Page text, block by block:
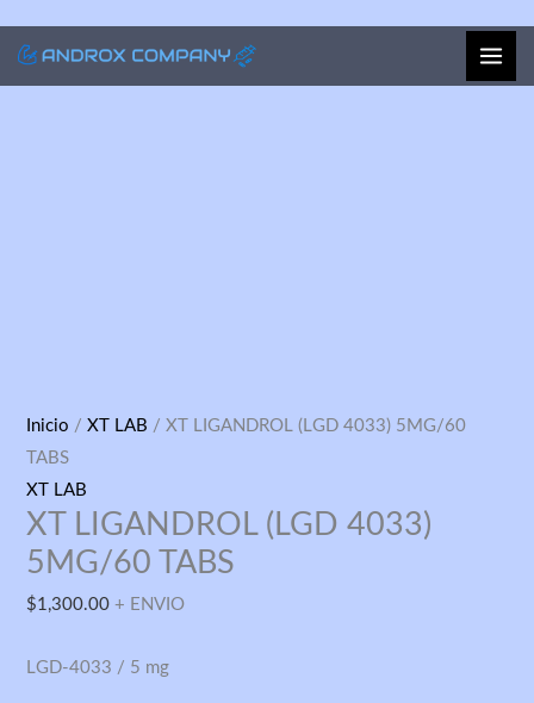
Inicio / XT LAB / XT LIGANDROL (LGD 4033) 5MG/60
TABS
XT LAB
XT LIGANDROL (LGD 4033)
5MG/60 TABS
$1,300.00 + ENVIO
LGD-4033 / 5 mg
XT
LIGANDROL
(LGD
4033)
5MG/60
cantidad